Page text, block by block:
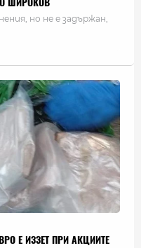
но не е задържан,
Е ИЗЗЕТ ПРИ АКЦИИТЕ